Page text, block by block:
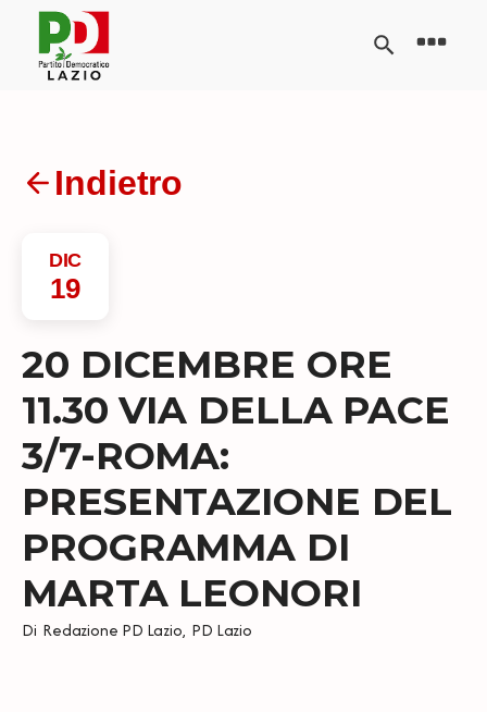
Indietro
DIC
19
20 DICEMBRE ORE
11.30 VIA DELLA PACE
3/7-ROMA:
PRESENTAZIONE DEL
PROGRAMMA DI
MARTA LEONORI
Di Redazione PD Lazio, PD Lazio